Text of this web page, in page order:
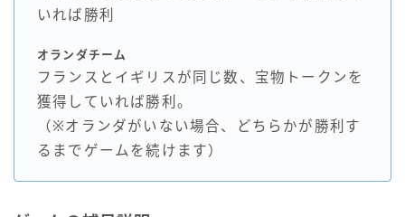
いれば勝利
オランダチーム
フランスとイギリスが同じ数、宝物トークンを
獲得していれば勝利。
（※オランダがいない場合、どちらかが勝利す
るまでゲームを続けます）